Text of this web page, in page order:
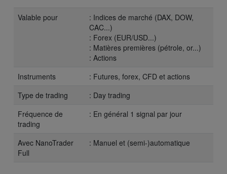
Valable pour
: Indices de marché (DAX, DOW,
CAC...)
: Forex (EUR/USD...)
: Matières premières (pétrole, or...)
: Actions
Instruments
: Futures, forex, CFD et actions
Type de trading
: Day trading
Fréquence de
trading
: En général 1 signal par jour
Avec NanoTrader
Full
: Manuel et (semi-)automatique